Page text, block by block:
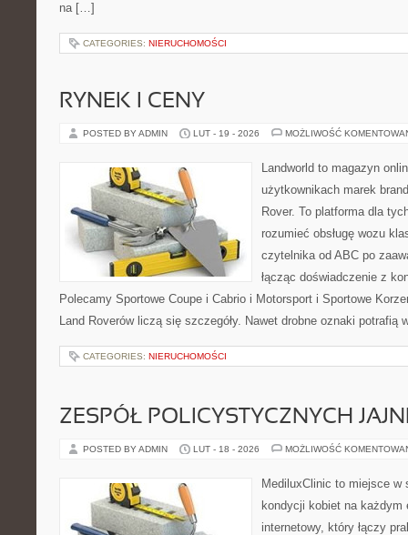
na […]
CATEGORIES: NIERUCHOMOŚCI
RYNEK I CENY
POSTED BY ADMIN LUT - 19 - 2026 MOŻLIWOŚĆ
Landworld to magazyn
użytkownikach marek
Rover. To platforma dla
rozumieć obsługę wozu
czytelnika od ABC po
łącząc doświadczenie z
Polecamy Sportowe Coupe i Cabrio i Motorsport i Sportowe
Land Roverów liczą się szczegóły. Nawet drobne oznaki
CATEGORIES: NIERUCHOMOŚCI
ZESPÓŁ POLICYSTYCZNYCH
POSTED BY ADMIN LUT - 18 - 2026 MOŻLIWOŚĆ
MediluxClinic to miejsce
kondycji kobiet na każdym
internetowy, który łączy